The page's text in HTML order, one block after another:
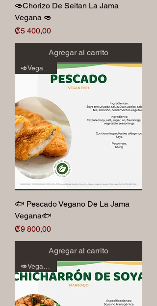
🥑Chorizo De Seitan La Jama
Vegana 🥑
Precio
₡5 400,00
Agregar al carrito
🐟 Pescado Vegano De La Jama
Vegana🐟
Precio
₡9 800,00
Agregar al carrito